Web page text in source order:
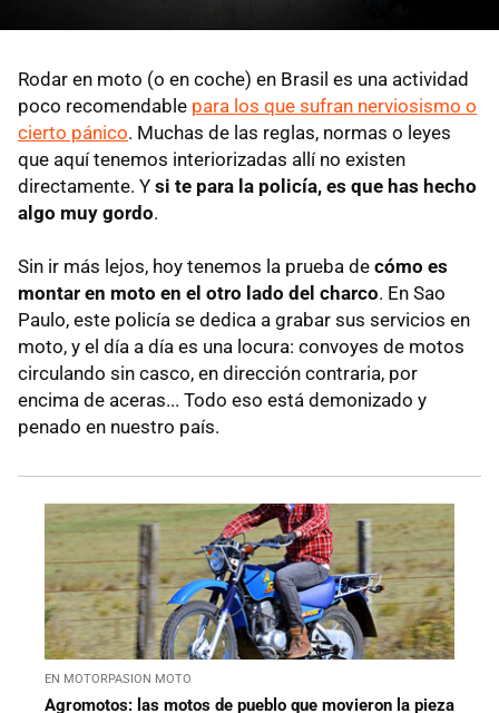
Rodar en moto (o en coche) en Brasil es una actividad
poco recomendable para los que sufran nerviosismo o
cierto pánico. Muchas de las reglas, normas o leyes
que aquí tenemos interiorizadas allí no existen
directamente. Y si te para la policía, es que has hecho
algo muy gordo.
Sin ir más lejos, hoy tenemos la prueba de cómo es
montar en moto en el otro lado del charco. En Sao
Paulo, este policía se dedica a grabar sus servicios en
moto, y el día a día es una locura: convoyes de motos
circulando sin casco, en dirección contraria, por
encima de aceras... Todo eso está demonizado y
penado en nuestro país.
EN MOTORPASION MOTO
Agromotos: las motos de pueblo que movieron la pieza